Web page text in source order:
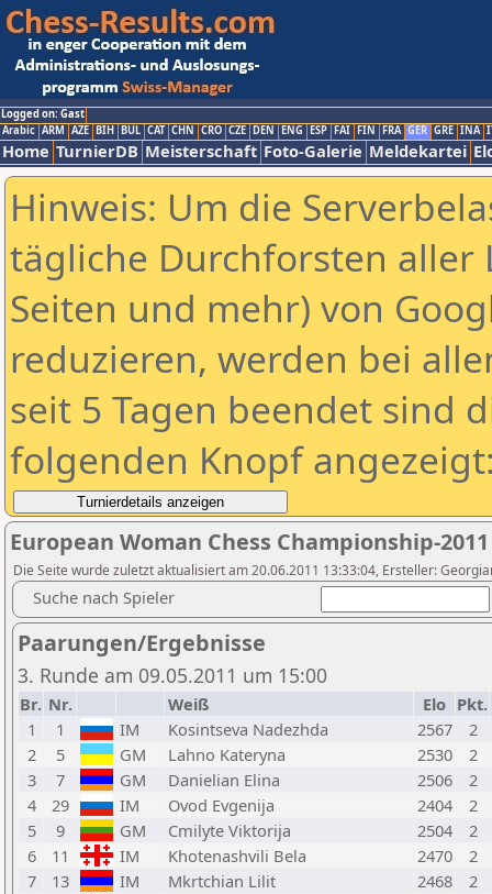
Logged on: Gast
Arabic ARM AZE BIH BUL CAT CHN CRO CZE DEN ENG ESP FAI FIN FRA GER GRE INA
Home TurnierDB Meisterschaft Foto-Galerie Meldekartei
Hinweis: Um die
tägliche Durchforsten aller
Seiten und mehr) von
reduzieren, werden bei
seit 5 Tagen beendet sind
folgenden Knopf
European Woman Chess Championship-2011
Die Seite wurde zuletzt aktualisiert am 20.06.2011 13:33:04, Ersteller:
Suche nach Spieler
Paarungen/Ergebnisse
3. Runde am 09.05.2011 um 15:00
Br. Nr. Weiß Elo Pkt.
1
1 IM Kosintseva Nadezhda 2567
2
2
5 GM Lahno Kateryna 2530
2
3
7 GM Danielian Elina 2506
2
4
29 IM Ovod Evgenija 2404
2
5
9 GM Cmilyte Viktorija 2504
2
6
11 IM Khotenashvili Bela 2470
2
7
13 IM Mkrtchian Lilit 2468
2